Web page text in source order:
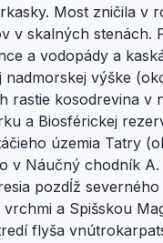
Most zničila v
v skalných stenách.
a vodopády a
nadmorskej výške
rastie kosodrevina v
a Biosférickej
územia Tatry
v Náučný chodník
pozdĺž
vrchmi a Spišskou
flyša